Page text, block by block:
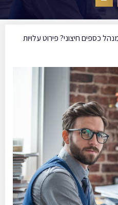
כספים חיצוני? פירוט עלויות